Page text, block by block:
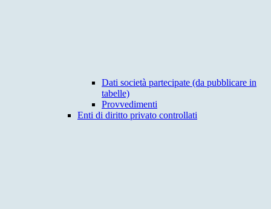
Dati società partecipate (da pubblicare in
tabelle)
Provvedimenti
Enti di diritto privato controllati